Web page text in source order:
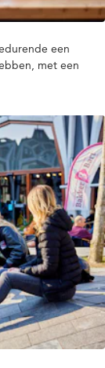
een
met een